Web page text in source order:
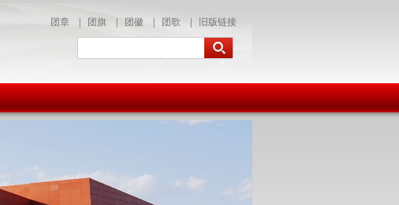
团章 团旗 团徽 团歌 旧版链接